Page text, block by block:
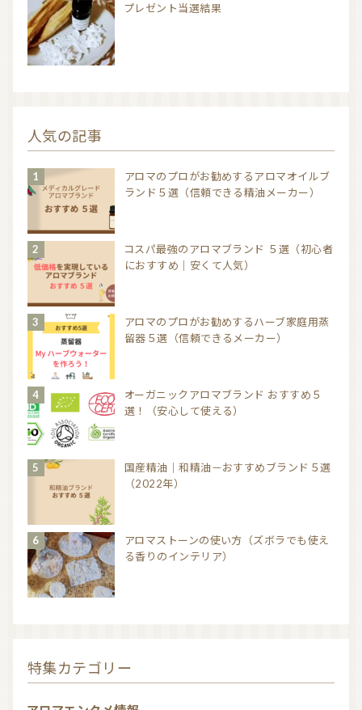
プレゼント当選結果
人気の記事
アロマのプロがお勧めするアロマオイルブ
ランド５選（信頼できる精油メーカー）
コスパ最強のアロマブランド ５選（初心者
におすすめ｜安くて人気）
アロマのプロがお勧めするハーブ家庭用蒸
留器５選（信頼できるメーカー）
オーガニックアロマブランド おすすめ５
選！（安心して使える）
国産精油｜和精油－おすすめブランド５選
（2022年）
アロマストーンの使い方（ズボラでも使え
る香りのインテリア）
特集カテゴリー